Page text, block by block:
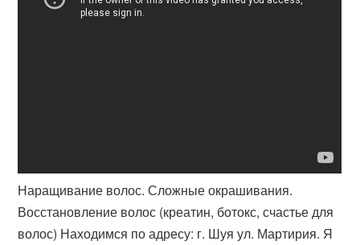
Наращивание волос. Сложные окрашивания.
Восстановление волос (​креатин, ботокс, счастье для
волос) Находимся по адресу: г. Шуя ул. Мартирия. Я